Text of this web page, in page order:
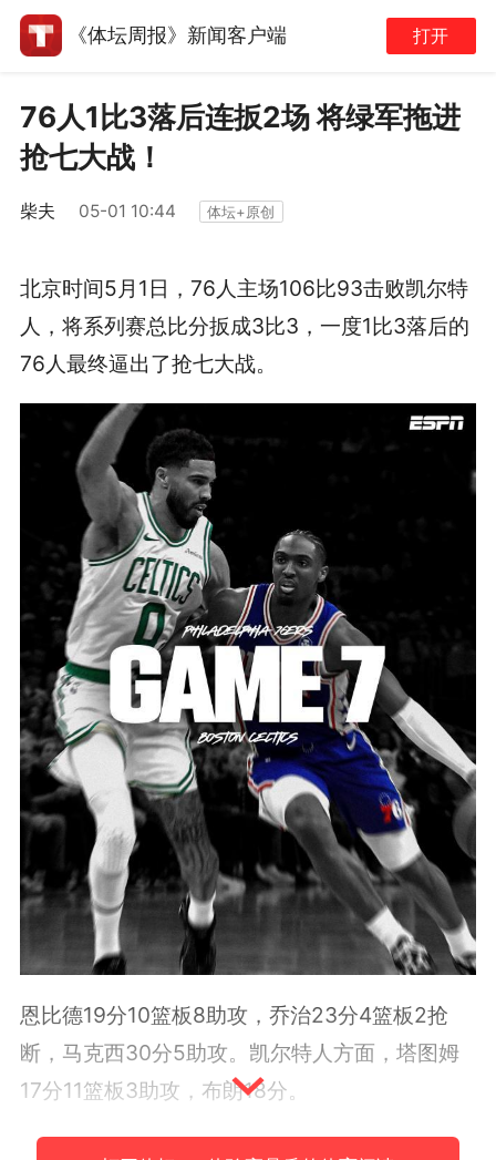
《体坛周报》新闻客户端 打开
76人1比3落后连扳2场 将绿军拖进
抢七大战！
柴夫 05-01 10:44 体坛+原创
北京时间5月1日，76人主场106比93击败凯尔特
人，将系列赛总比分扳成3比3，一度1比3落后的
76人最终逼出了抢七大战。
恩比德19分10篮板8助攻，乔治23分4篮板2抢
断，马克西30分5助攻。凯尔特人方面，塔图姆
17分11篮板3助攻，布朗18分。
双方前一节半尚能相持，但随着马克西开火，76